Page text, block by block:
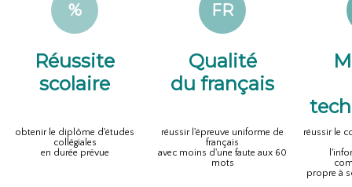
%
Réussite
scolaire
FR
Qualité
du français
obtenir le diplôme d'études
collégiales
en durée prévue
réussir l'épreuve uniforme de
français
avec moins d'une faute aux 60
mots
réussir le
propre à